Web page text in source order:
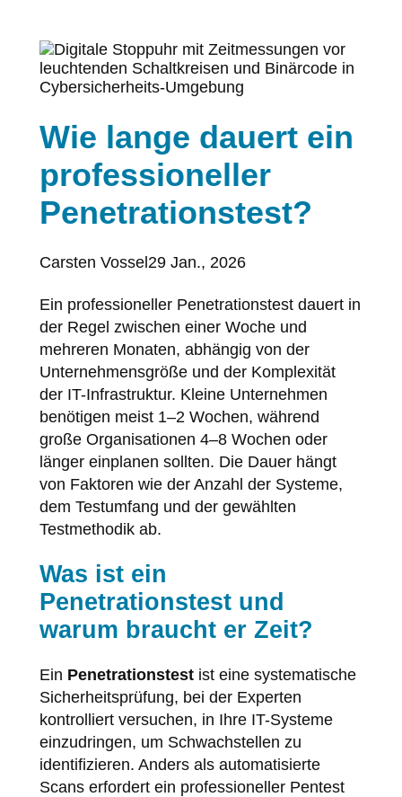
Wie lange dauert ein
professioneller
Penetrationstest?
Posted
Carsten Vossel29 Jan., 2026
Ein professioneller Penetrationstest dauert in
der Regel zwischen einer Woche und
mehreren Monaten, abhängig von der
Unternehmensgröße und der Komplexität
der IT-Infrastruktur. Kleine Unternehmen
benötigen meist 1–2 Wochen, während
große Organisationen 4–8 Wochen oder
länger einplanen sollten. Die Dauer hängt
von Faktoren wie der Anzahl der Systeme,
dem Testumfang und der gewählten
Testmethodik ab.
Was ist ein
Penetrationstest und
warum braucht er Zeit?
Ein Penetrationstestist eine systematische
Sicherheitsprüfung, bei der Experten
kontrolliert versuchen, in Ihre IT-Systeme
einzudringen, um Schwachstellen zu
identifizieren. Anders als automatisierte
Scans erfordert ein professioneller Pentest